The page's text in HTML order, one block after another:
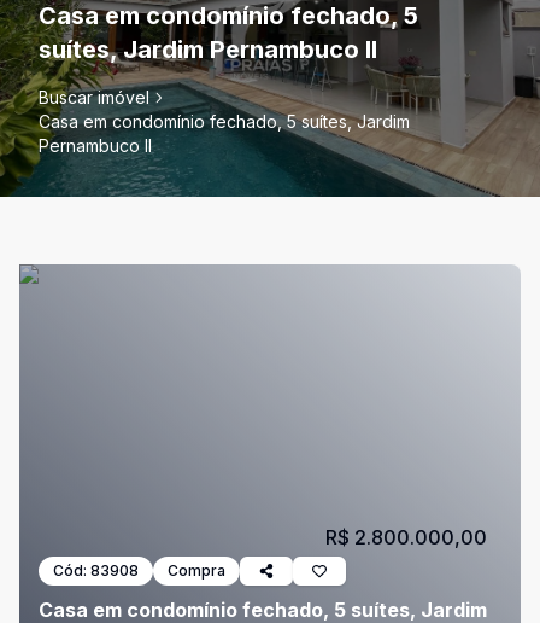
Casa em condomínio fechado, 5
suítes, Jardim Pernambuco II
Buscar imóvel
Casa em condomínio fechado, 5 suítes, Jardim
Pernambuco II
Cód: 83908 Compra
Casa em condomínio fechado, 5 suítes, Jardim
R$ 2.800.000,00